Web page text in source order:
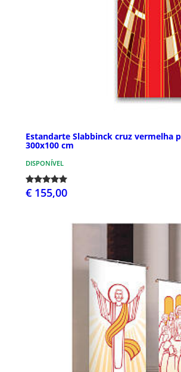
Estandarte Slabbinck cruz vermelha
300x100 cm
DISPONÍVEL
€ 155,00